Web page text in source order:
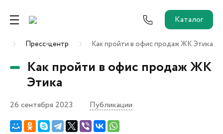
Каталог
Собственникам и новоселам
Агентам
Ремонт от застройщика
Трейд-Ин
Пресс-центр Как пройти в офис продаж ЖК Этика
Как пройти в офис продаж ЖК
Этика
26 сентября 2023 Публикации